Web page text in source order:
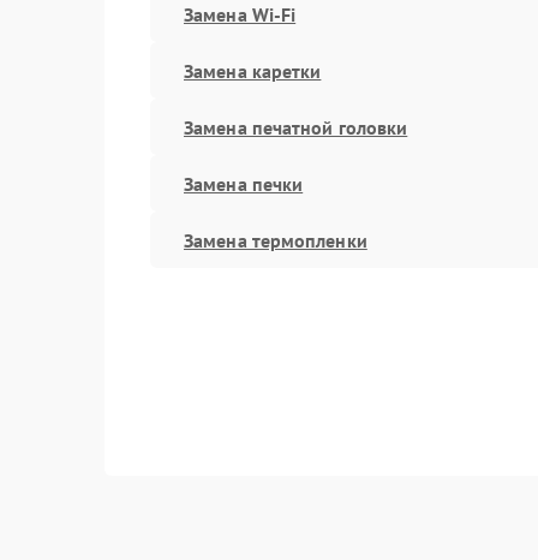
Замена Wi-Fi
Замена каретки
Замена печатной головки
Замена печки
Замена термопленки